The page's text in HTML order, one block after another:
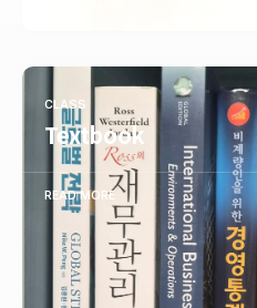
CLASS
Textbook
READ MORE